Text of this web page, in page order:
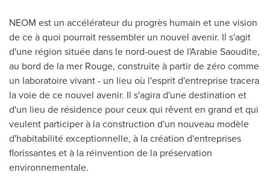
NEOM est un accélérateur du progrès humain et une vision
de ce à quoi pourrait ressembler un nouvel avenir. Il s'agit
d'une région située dans le nord-ouest de l'Arabie Saoudite,
au bord de la mer Rouge, construite à partir de zéro comme
un laboratoire vivant - un lieu où l'esprit d'entreprise tracera
la voie de ce nouvel avenir. Il s'agira d'une destination et
d'un lieu de résidence pour ceux qui rêvent en grand et qui
veulent participer à la construction d'un nouveau modèle
d'habitabilité exceptionnelle, à la création d'entreprises
florissantes et à la réinvention de la préservation
environnementale.